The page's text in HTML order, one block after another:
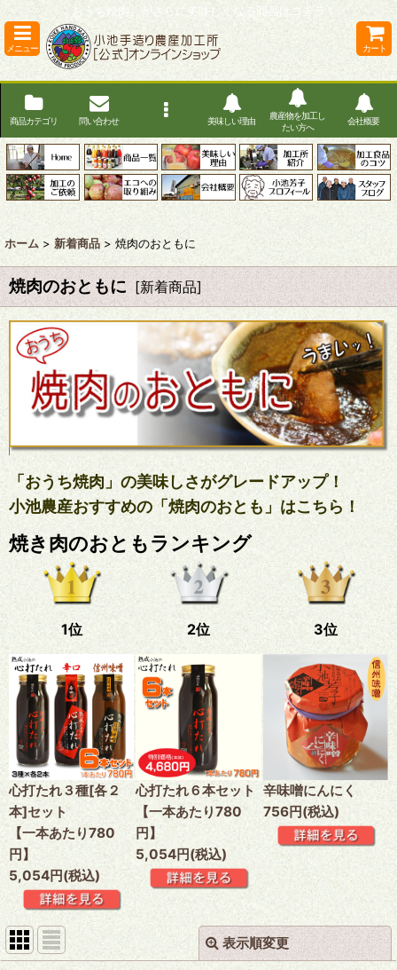
「おうち焼肉」がさらに美味しくなる商品はコチラ！
メニュー カート
商品カテゴリ 問い合わせ 美味しい理由
農産物を加工し
たい方へ
会社概要
ホーム > 新着商品 > 焼肉のおともに
焼肉のおともに [新着商品]
「おうち焼肉」の美味しさがグレードアップ！
小池農産おすすめの「焼肉のおとも」はこちら！
焼き肉のおともランキング
1位
心打たれ３種[各２
本]セット
【一本あたり780
円】
5,054円(税込)
2位
心打たれ６本セット
【一本あたり780
円】
5,054円(税込)
3位
辛味噌にんにく
756円(税込)
表示順変更 閉じる